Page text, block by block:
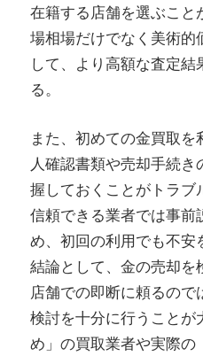
在籍する店舗を選ぶこ
場相場だけでなく美術
して、より高額な査定
る。
また、初めての金買取
人確認書類や売却手続
握しておくことがトラブ
信頼できる業者では事前
め、初回の利用でも不安
結論として、金の売却
店舗での即断に頼るの
検討を十分に行うことが
め」の買取業者や実際